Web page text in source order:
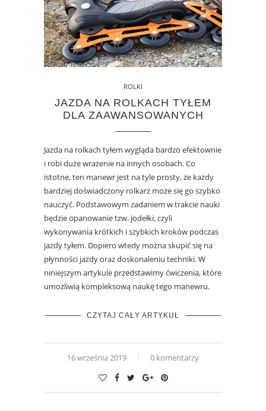
ROLKI
JAZDA NA ROLKACH TYŁEM
DLA ZAAWANSOWANYCH
Jazda na rolkach tyłem wygląda bardzo efektownie
i robi duże wrażenie na innych osobach. Co
istotne, ten manewr jest na tyle prosty, że każdy
bardziej doświadczony rolkarz może się go szybko
nauczyć. Podstawowym zadaniem w trakcie nauki
będzie opanowanie tzw. jodełki, czyli
wykonywania krótkich i szybkich kroków podczas
jazdy tyłem. Dopiero wtedy można skupić się na
płynności jazdy oraz doskonaleniu techniki. W
niniejszym artykule przedstawimy ćwiczenia, które
umożliwią kompleksową naukę tego manewru.
CZYTAJ CAŁY ARTYKUŁ
16 września 2019 0 komentarzy